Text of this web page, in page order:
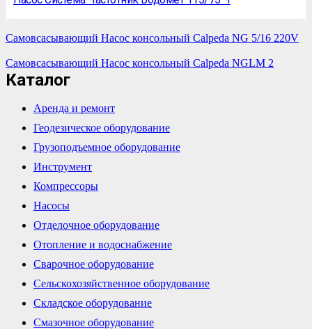
Самовсасывающий Насос консольный Calpeda NG 5/16 220V
Самовсасывающий Насос консольный Calpeda NGLM 2
Каталог
Аренда и ремонт
Геодезическое оборудование
Грузоподъемное оборудование
Инструмент
Компрессоры
Насосы
Отделочное оборудование
Отопление и водоснабжение
Сварочное оборудование
Сельскохозяйственное оборудование
Складское оборудование
Смазочное оборудование